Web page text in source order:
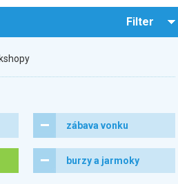
Filter
zábava vonku
burzy a jarmoky